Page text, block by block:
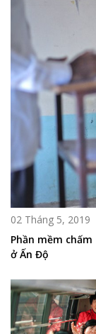
02 Tháng 5, 2019
Phần mềm
ở Ấn Độ